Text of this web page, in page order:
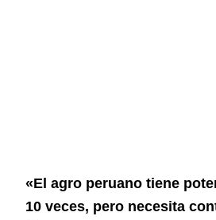
«El agro peruano tiene
10 veces, pero necesita